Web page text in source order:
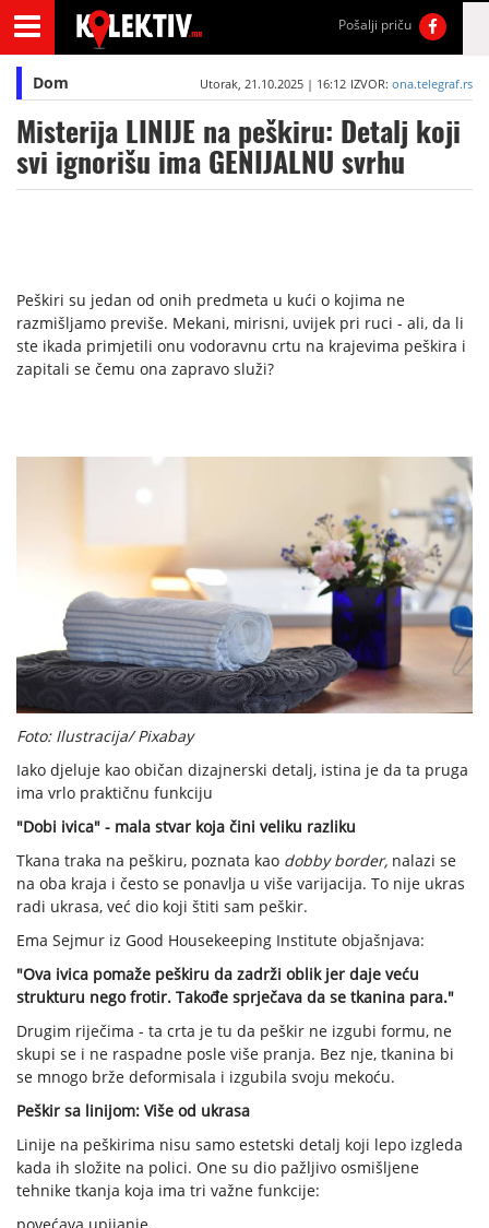
Pošalji priču
Dom Utorak, 21.10.2025 | 16:12 IZVOR: ona.telegraf.rs
Misterija LINIJE na peškiru: Detalj koji
svi ignorišu ima GENIJALNU svrhu
Peškiri su jedan od onih predmeta u kući o kojima ne
razmišljamo previše. Mekani, mirisni, uvijek pri ruci - ali, da li
ste ikada primjetili onu vodoravnu crtu na krajevima peškira i
zapitali se čemu ona zapravo služi?
Foto: Ilustracija/ Pixabay
Iako djeluje kao običan dizajnerski detalj, istina je da ta pruga
ima vrlo praktičnu funkciju
"Dobi ivica" - mala stvar koja čini veliku razliku
Tkana traka na peškiru, poznata kao dobby border, nalazi se
na oba kraja i često se ponavlja u više varijacija. To nije ukras
radi ukrasa, već dio koji štiti sam peškir.
Ema Sejmur iz Good Housekeeping Institute objašnjava:
"Ova ivica pomaže peškiru da zadrži oblik jer daje veću
strukturu nego frotir. Takođe sprječava da se tkanina para."
Drugim riječima - ta crta je tu da peškir ne izgubi formu, ne
skupi se i ne raspadne posle više pranja. Bez nje, tkanina bi
se mnogo brže deformisala i izgubila svoju mekoću.
Peškir sa linijom: Više od ukrasa
Linije na peškirima nisu samo estetski detalj koji lepo izgleda
kada ih složite na polici. One su dio pažljivo osmišljene
tehnike tkanja koja ima tri važne funkcije: